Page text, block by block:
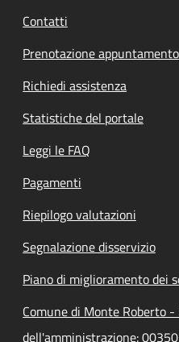
Contatti
Prenotazione appuntamento
Richiedi assistenza
Statistiche del portale
Leggi le FAQ
Pagamenti
Riepilogo valutazioni
Segnalazione disservizio
Piano di miglioramento dei
Comune di Monte Roberto
dell'amministrazione: